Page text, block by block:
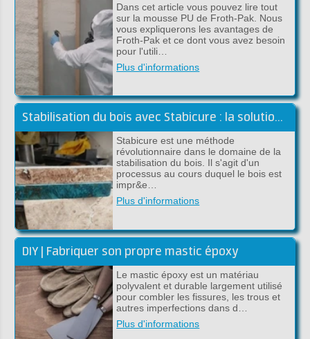
Dans cet article vous pouvez lire tout
sur la mousse PU de Froth-Pak. Nous
vous expliquerons les avantages de
Froth-Pak et ce dont vous avez besoin
pour l'utili…
Plus d'informations
Stabilisation du bois avec Stabicure : la solution pour un bois durable et solide
Stabicure est une méthode
révolutionnaire dans le domaine de la
stabilisation du bois. Il s'agit d'un
processus au cours duquel le bois est
impr&e…
Plus d'informations
DIY | Fabriquer son propre mastic époxy
Le mastic époxy est un matériau
polyvalent et durable largement utilisé
pour combler les fissures, les trous et
autres imperfections dans d…
Plus d'informations